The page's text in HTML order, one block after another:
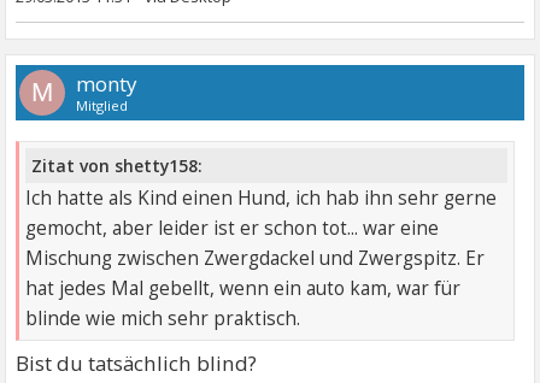
M monty
Mitglied
Zitat von shetty158:
Ich hatte als Kind einen Hund, ich hab ihn sehr gerne
gemocht, aber leider ist er schon tot... war eine
Mischung zwischen Zwergdackel und Zwergspitz. Er
hat jedes Mal gebellt, wenn ein auto kam, war für
blinde wie mich sehr praktisch.
Bist du tatsächlich blind?